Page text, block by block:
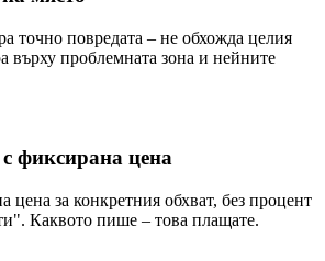
точно повредата – не обхожда целия
върху проблемната зона и нейните
фиксирана цена
цена за конкретния обхват, без процент
Каквото пише – това плащате.